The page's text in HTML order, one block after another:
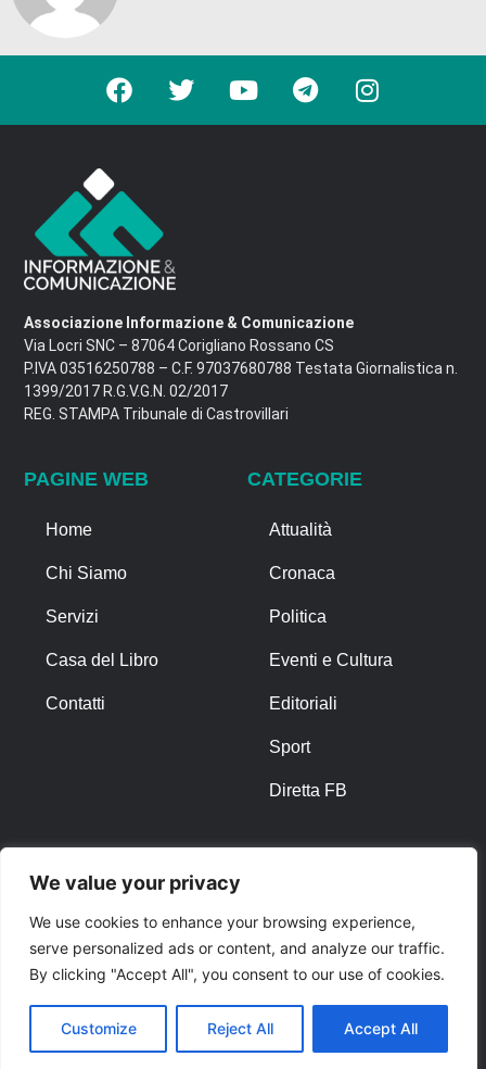
We value your privacy
We use cookies to enhance your browsing experience,
serve personalized ads or content, and analyze our traffic.
By clicking "Accept All", you consent to our use of cookies.
Customize Reject All Accept All
Associazione Informazione & Comunicazione
Via Locri SNC – 87064 Corigliano Rossano CS
P.IVA 03516250788 – C.F. 97037680788 Testata Giornalistica n.
1399/2017 R.G.V.G.N. 02/2017
REG. STAMPA Tribunale di Castrovillari
PAGINE WEB
Home
Chi Siamo
Servizi
Casa del Libro
Contatti
CATEGORIE
Attualità
Cronaca
Politica
Eventi e Cultura
Editoriali
Sport
Diretta FB
Privacy Policy